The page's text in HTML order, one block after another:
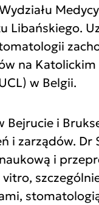
Libańskiego.
na
w Belgii.
Bejrucie i
i zarządów. Dr
i